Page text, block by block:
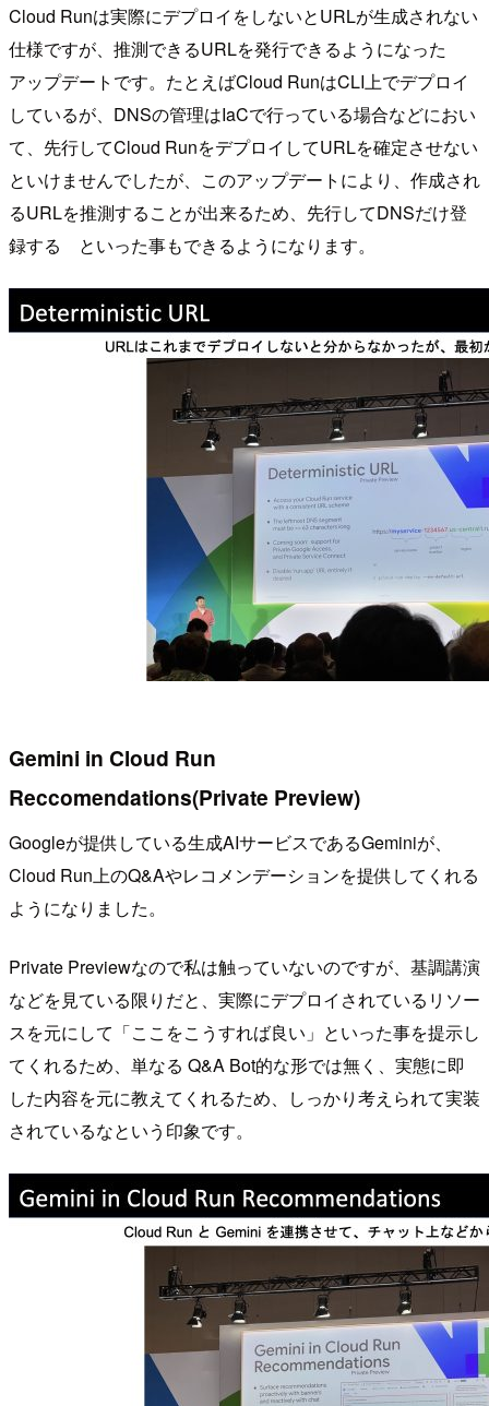
Cloud Runは実際にデプロイをしないとURLが生成されない
仕様ですが、推測できるURLを発行できるようになった
アップデートです。たとえばCloud RunはCLI上でデプロイ
しているが、DNSの管理はIaCで行っている場合などにおい
て、先行してCloud RunをデプロイしてURLを確定させない
といけませんでしたが、このアップデートにより、作成され
るURLを推測することが出来るため、先行してDNSだけ登
録する といった事もできるようになります。
Gemini in Cloud Run
Reccomendations(Private Preview)
Googleが提供している生成AIサービスであるGeminiが、
Cloud Run上のQ&Aやレコメンデーションを提供してくれる
ようになりました。
Private Previewなので私は触っていないのですが、基調講演
などを見ている限りだと、実際にデプロイされているリソー
スを元にして「ここをこうすれば良い」といった事を提示し
てくれるため、単なる Q&A Bot的な形では無く、実態に即
した内容を元に教えてくれるため、しっかり考えられて実装
されているなという印象です。